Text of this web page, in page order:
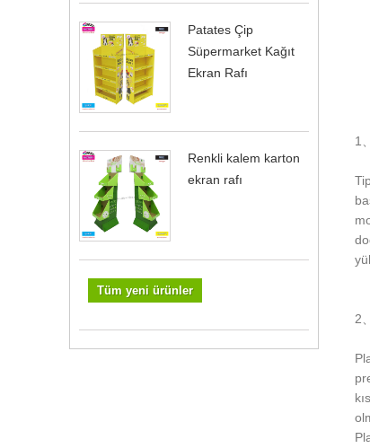
Patates Çip
Süpermarket Kağıt
Ekran Rafı
Renkli kalem karton
ekran rafı
Tüm yeni ürünler
1
2